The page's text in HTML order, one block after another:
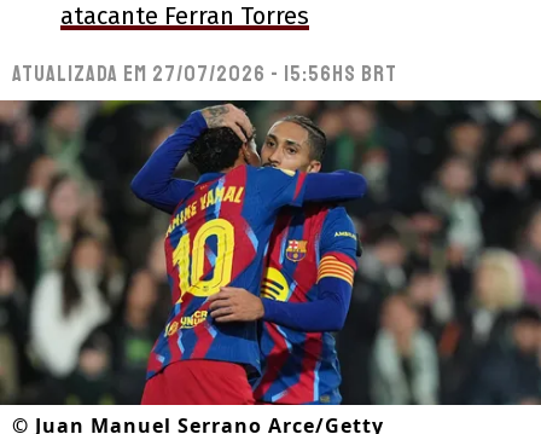
atacante Ferran Torres
Atualizada em 27/07/2026 - 15:56hs BRT
© Juan Manuel Serrano Arce/Getty